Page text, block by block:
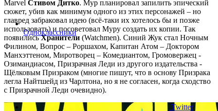
Marvel Стивом Дитко. Мур планировал запилить эпический
сюжет, убив как минимум одного из этих персонажей – но
главред забраковал идею (всё-таки их хотелось бы и позже
использовать) и посоветовал Муру создать их копии. Так
появилисьХранители (Watchmen). Синий Жук стал Ночным
Филином, Вопрос – Роршахом, Капитан Атом – Доктором
Манхэттеном, Миротворец – Комедиантом, Громовержец -
Озимандиасом, Призрачная Леди из другого издательства -
Щёлковым Призраком (многие пишут, что в основу Призрака
легла Найтшейд из Чарлтона, но я не согласен, когда сходство
с Призрачной Леди очевидно).
Одноклассники
Twitter